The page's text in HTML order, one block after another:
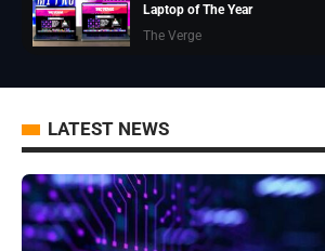
Laptop of The Year
The Verge
The Verge
LATEST NEWS